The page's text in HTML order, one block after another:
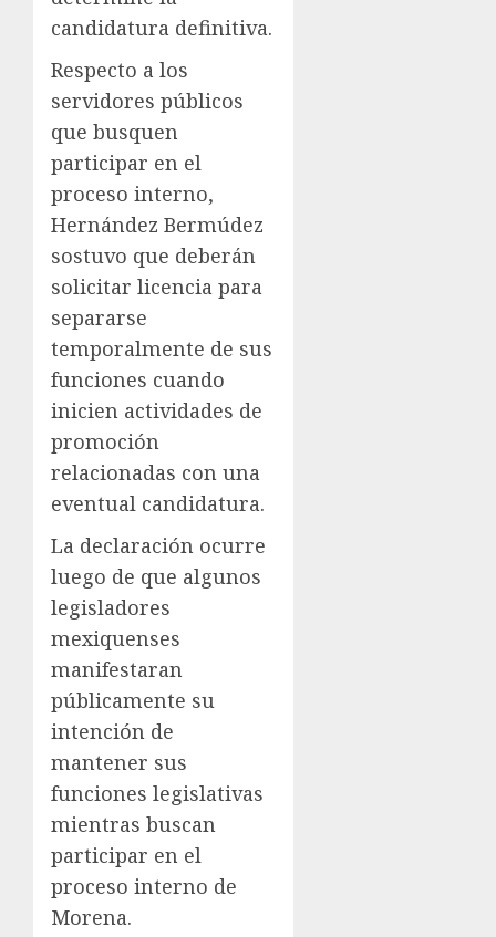
candidatura definitiva.
Respecto a los
servidores públicos
que busquen
participar en el
proceso interno,
Hernández Bermúdez
sostuvo que deberán
solicitar licencia para
separarse
temporalmente de sus
funciones cuando
inicien actividades de
promoción
relacionadas con una
eventual candidatura.
La declaración ocurre
luego de que algunos
legisladores
mexiquenses
manifestaran
públicamente su
intención de
mantener sus
funciones legislativas
mientras buscan
participar en el
proceso interno de
Morena.